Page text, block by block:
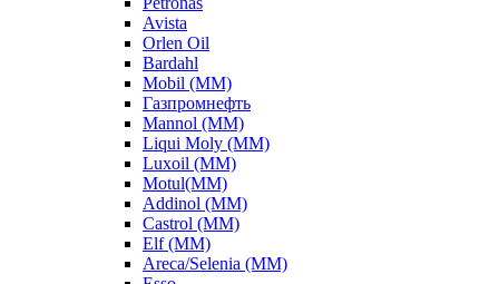
Avista
Orlen Oil
Bardahl
Mobil (ММ)
Газпромнефть
Mannol (ММ)
Liqui Moly (ММ)
Luxoil (ММ)
Motul(ММ)
Addinol (ММ)
Castrol (ММ)
Elf (ММ)
Areca/Selenia (ММ)